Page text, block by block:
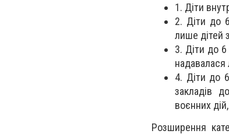
1. Діти
2. Діти до
лише дітей
3. Діти до 6
надавалася
4. Діти до
закладів
воєнних
Розширення